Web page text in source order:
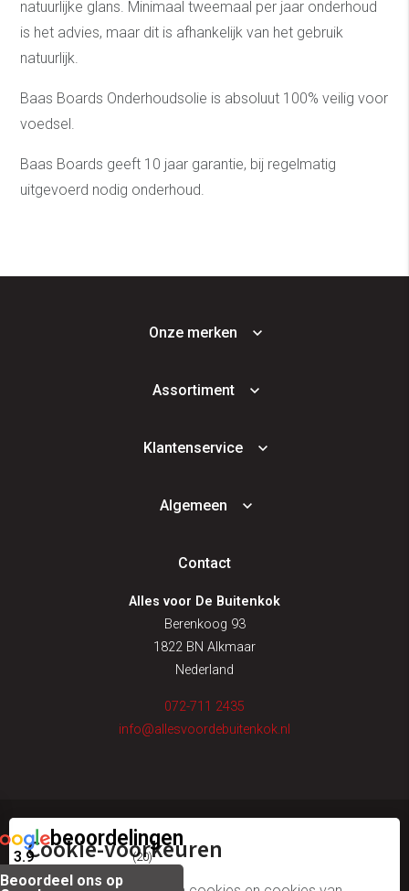
natuurlijke glans. Minimaal tweemaal per jaar onderhoud
is het advies, maar dit is afhankelijk van het gebruik
natuurlijk.
Baas Boards Onderhoudsolie is absoluut 100% veilig voor
voedsel.
Baas Boards geeft 10 jaar garantie, bij regelmatig
uitgevoerd nodig onderhoud.
Onze merken
Assortiment
Klantenservice
Algemeen
Contact
Alles voor De Buitenkok
Berenkoog 93
1822 BN Alkmaar
Nederland
072-711 2435
info@allesvoordebuitenkok.nl
© alles voor de buitenkok
algemene voorwaarden
beoordelingen
3.9 (20)
Beoordeel ons op
Cookie-voorkeuren